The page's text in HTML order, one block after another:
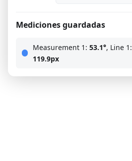
Mediciones guardadas
Measurement 1:53.1°, Line 1:
119.9px